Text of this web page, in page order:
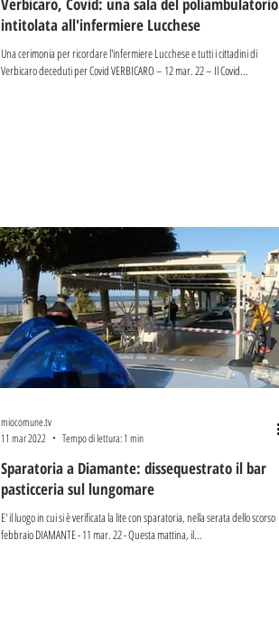
intitolata all'infermiere Lucchese
Una cerimonia per ricordare l'infermiere Lucchese e tutti i cittadini di
Verbicaro deceduti per Covid VERBICARO – 12 mar. 22 – Il Covid...
Sparatoria a Diamante: dissequestrato il bar
pasticceria sul lungomare
E' il luogo in cui si è verificata la lite con sparatoria, nella serata dello scorso
febbraio DIAMANTE - 11 mar. 22 - Questa mattina, il...
miocomune.tv
11 mar 2022
Tempo di lettura: 1 min